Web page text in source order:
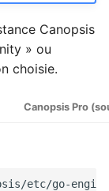
Canopsis
» ou
choisie.
Canopsis Pro
etc/go-